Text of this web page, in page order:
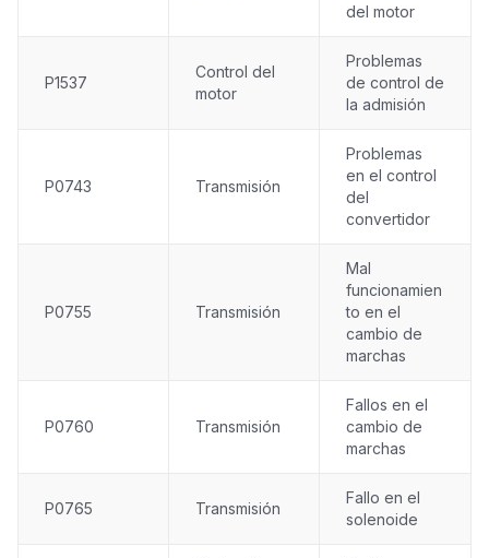
del motor
P1537
Control del
motor
Problemas
de control de
la admisión
P0743 Transmisión
Problemas
en el control
del
convertidor
P0755 Transmisión
Mal
funcionamien
to en el
cambio de
marchas
P0760 Transmisión
Fallos en el
cambio de
marchas
P0765 Transmisión
Fallo en el
solenoide